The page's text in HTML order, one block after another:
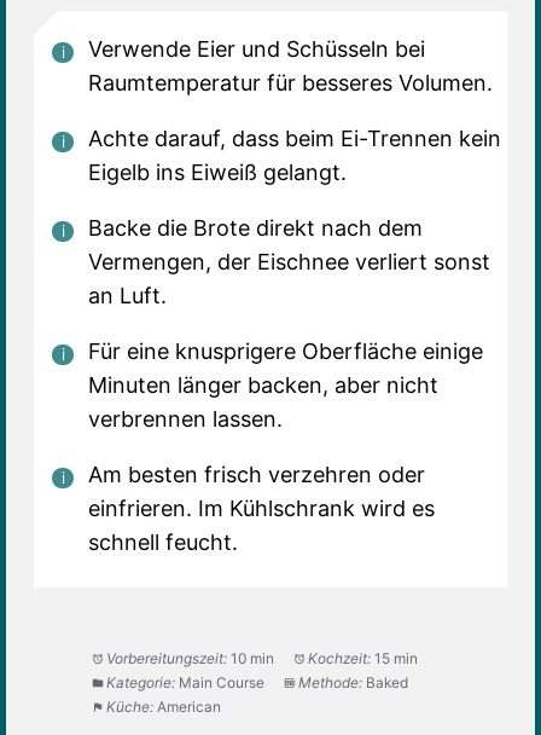
Verwende Eier und Schüsseln bei
Raumtemperatur für besseres Volumen.
Achte darauf, dass beim Ei-Trennen kein
Eigelb ins Eiweiß gelangt.
Backe die Brote direkt nach dem
Vermengen, der Eischnee verliert sonst
an Luft.
Für eine knusprigere Oberfläche einige
Minuten länger backen, aber nicht
verbrennen lassen.
Am besten frisch verzehren oder
einfrieren. Im Kühlschrank wird es
schnell feucht.
Vorbereitungszeit: 10 min Kochzeit: 15 min
Kategorie: Main Course Methode: Baked
Küche: American